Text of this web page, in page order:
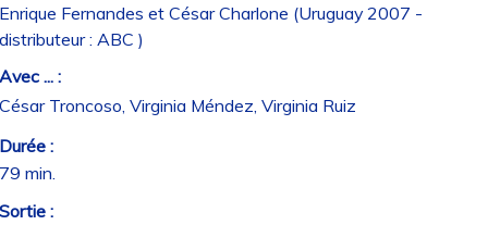
Fernandes et César Charlone (Uruguay 2007 -
: ABC )
... :
Troncoso, Virginia Méndez, Virginia Ruiz
:
min.
: